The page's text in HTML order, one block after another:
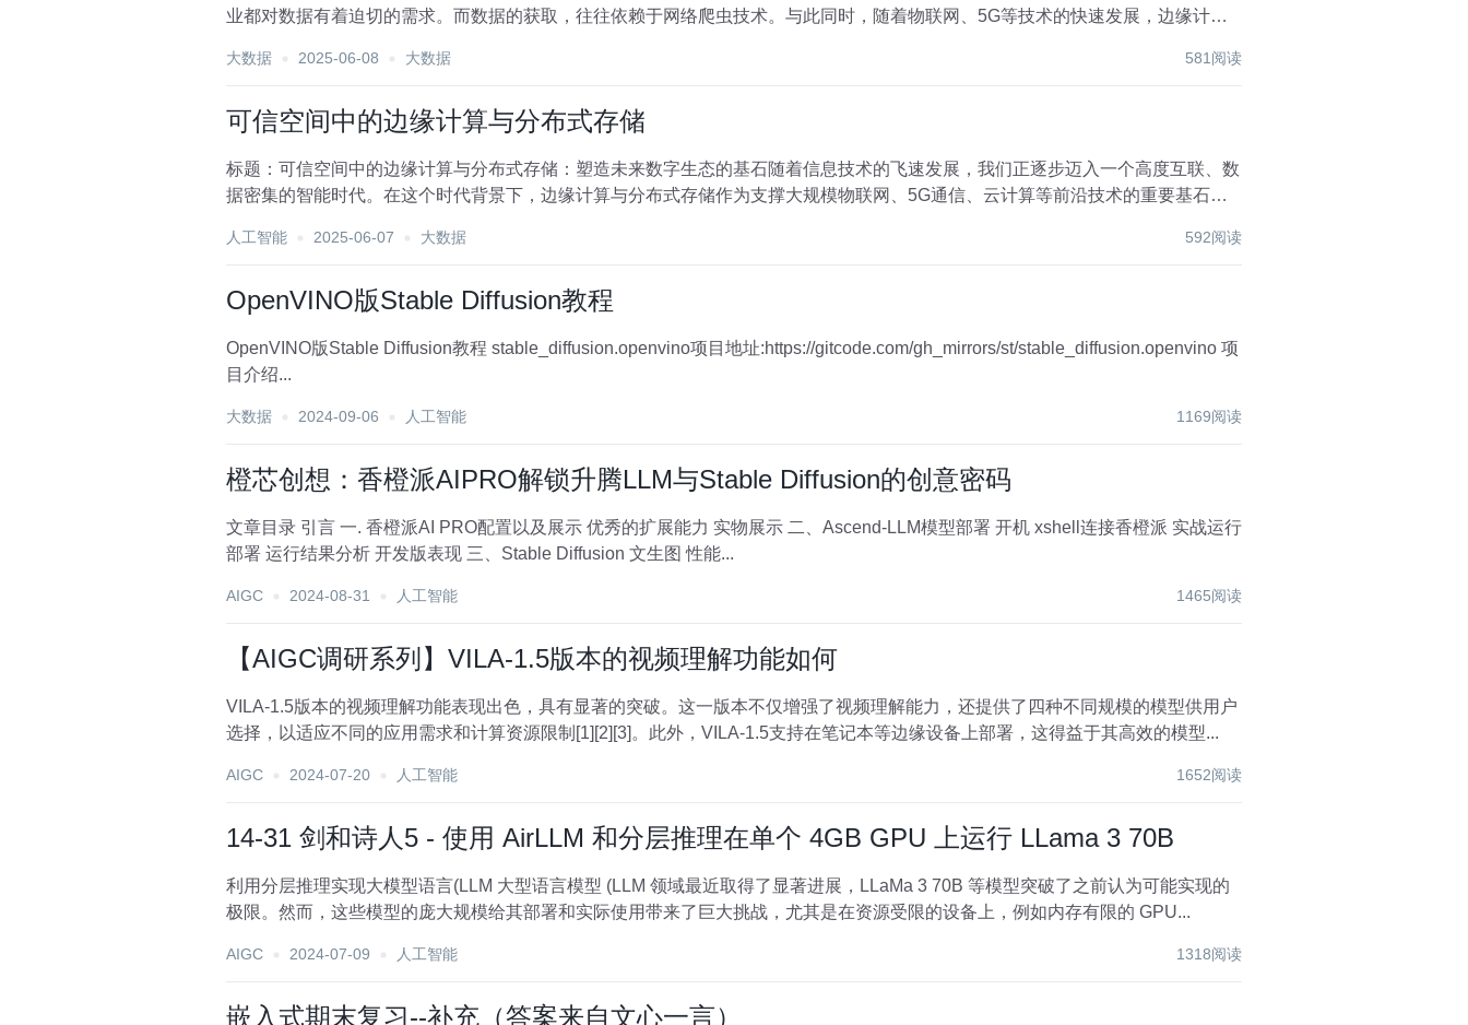
业都对数据有着迫切的需求。而数据的获取，往往依赖于网络爬虫技术。与此同时，随着物联网、5G等技术的快速发展，边缘计算
大数据 2025-06-08 大数据 581阅读
可信空间中的边缘计算与分布式存储
标题：可信空间中的边缘计算与分布式存储：塑造未来数字生态的基石随着信息技术的飞速发展，我们正逐步迈入一个高度互联、数
据密集的智能时代。在这个时代背景下，边缘计算与分布式存储作为支撑大规模物联网、5G通信、云计算等前沿技术的重要基石，
人工智能 2025-06-07 大数据 592阅读
OpenVINO版Stable Diffusion教程
OpenVINO版Stable Diffusion教程 stable_diffusion.openvino项目地址:https://gitcode.com/gh_mirrors/st/stable_diffusion.openvino 项
目介绍...
大数据 2024-09-06 人工智能 1169阅读
橙芯创想：香橙派AIPRO解锁升腾LLM与Stable Diffusion的创意密码
文章目录 引言 一. 香橙派AI PRO配置以及展示 优秀的扩展能力 实物展示 二、Ascend-LLM模型部署 开机 xshell连接香橙派 实战运行
部署 运行结果分析 开发版表现 三、Stable Diffusion 文生图 性能...
AIGC 2024-08-31 人工智能 1465阅读
【AIGC调研系列】VILA-1.5版本的视频理解功能如何
VILA-1.5版本的视频理解功能表现出色，具有显著的突破。这一版本不仅增强了视频理解能力，还提供了四种不同规模的模型供用户
选择，以适应不同的应用需求和计算资源限制[1][2][3]。此外，VILA-1.5支持在笔记本等边缘设备上部署，这得益于其高效的模型...
AIGC 2024-07-20 人工智能 1652阅读
14-31 剑和诗人5 - 使用 AirLLM 和分层推理在单个 4GB GPU 上运行 LLama 3 70B
利用分层推理实现大模型语言(LLM 大型语言模型 (LLM 领域最近取得了显著进展，LLaMa 3 70B 等模型突破了之前认为可能实现的
极限。然而，这些模型的庞大规模给其部署和实际使用带来了巨大挑战，尤其是在资源受限的设备上，例如内存有限的 GPU...
AIGC 2024-07-09 人工智能 1318阅读
嵌入式期末复习--补充（答案来自文心一言）